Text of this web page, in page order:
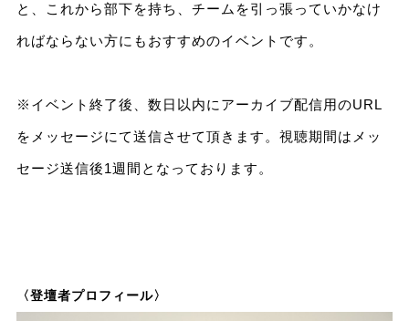
と、これから部下を持ち、チームを引っ張っていかなけ
ればならない方にもおすすめのイベントです。
※イベント終了後、数日以内にアーカイブ配信用のURL
をメッセージにて送信させて頂きます。視聴期間はメッ
セージ送信後1週間となっております。
〈登壇者プロフィール〉